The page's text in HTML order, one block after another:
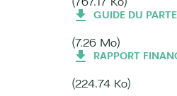
GUIDE DU
(7.26 Mo)
RAPPORT
(224.74 Ko)